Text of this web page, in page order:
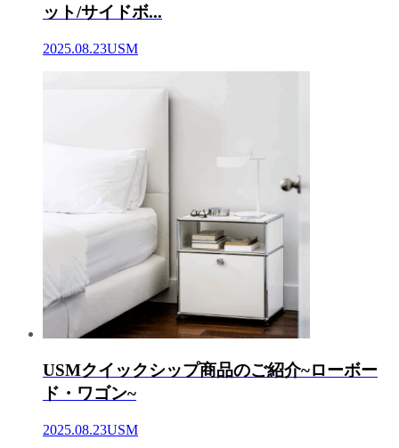
ット/サイドボ...
2025.08.23USM
USMクイックシップ商品のご紹介~ローボー
ド・ワゴン~
2025.08.23USM